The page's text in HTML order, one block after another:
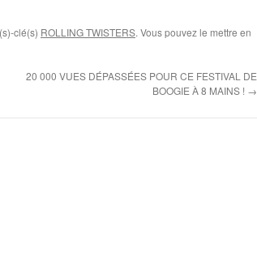
clé(s) ROLLING TWISTERS. Vous pouvez le mettre en
20 000 VUES DÉPASSÉES POUR CE FESTIVAL DE
BOOGIE À 8 MAINS ! →